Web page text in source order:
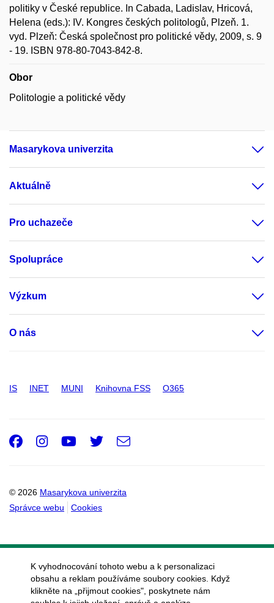
politiky v České republice. In Cabada, Ladislav, Hricová,
Helena (eds.): IV. Kongres českých politologů, Plzeň. 1.
vyd. Plzeň: Česká společnost pro politické vědy, 2009, s. 9
- 19. ISBN 978-80-7043-842-8.
Obor
Politologie a politické vědy
Masarykova univerzita
Aktuálně
Pro uchazeče
Spolupráce
Výzkum
O nás
IS INET MUNI Knihovna FSS O365
© 2026 Masarykova univerzita
Správce webu
Cookies
Facebook
Instagram
Youtube
Twitter
e-
K vyhodnocování tohoto webu a k personalizaci
obsahu a reklam používáme soubory cookies. Když
klikněte na „přijmout cookies", poskytnete nám